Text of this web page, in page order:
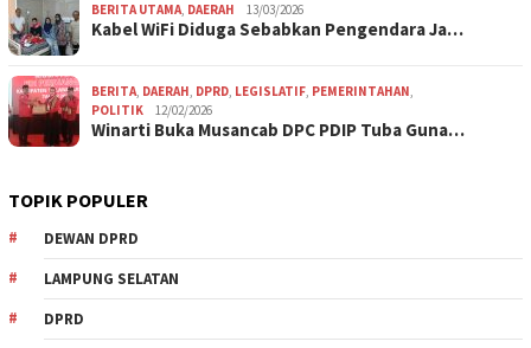
BERITA UTAMA, DAERAH 13/03/2026
Kabel WiFi Diduga Sebabkan Pengendara Ja…
BERITA, DAERAH, DPRD, LEGISLATIF, PEMERINTAHAN,
POLITIK
12/02/2026
Winarti Buka Musancab DPC PDIP Tuba Guna…
TOPIK POPULER
DEWAN DPRD
LAMPUNG SELATAN
DPRD